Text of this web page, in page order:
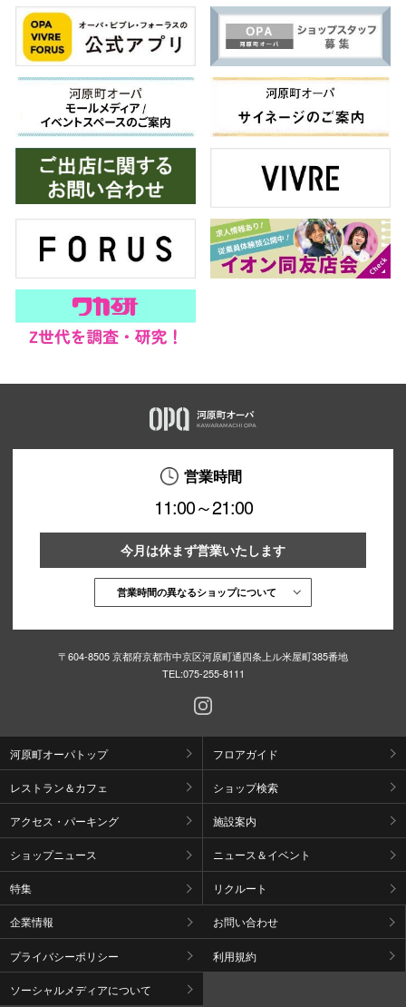
営業時間
11:00～21:00
今月は休まず営業いたします
営業時間の異なるショップについて
〒604-8505 京都府京都市中京区河原町通四条上ル米屋町385番地
TEL:075-255-8111
河原町オーパトップ フロアガイド
レストラン＆カフェ ショップ検索
アクセス・パーキング 施設案内
ショップニュース ニュース＆イベント
特集 リクルート
企業情報 お問い合わせ
プライバシーポリシー 利用規約
ソーシャルメディアについて